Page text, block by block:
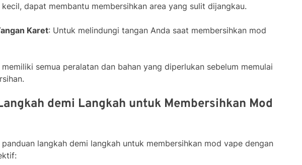
dapat membantu membersihkan area yang sulit dijangkau.
Karet: Untuk melindungi tangan Anda saat membersihkan mod
semua peralatan dan bahan yang diperlukan sebelum memulai
demi Langkah untuk Membersihkan Mod
langkah demi langkah untuk membersihkan mod vape dengan